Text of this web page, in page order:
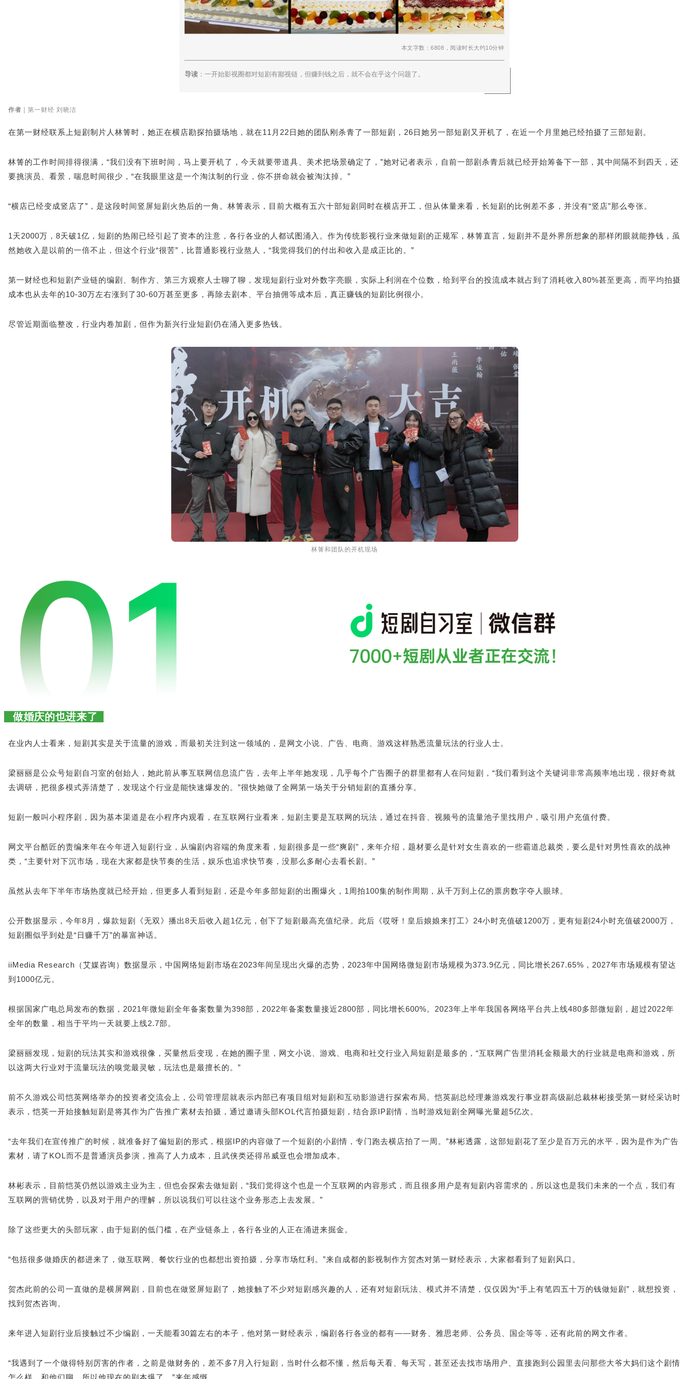
本文字数：6808，阅读时长大约10分钟
导读 ：一开始影视圈都对短剧有鄙视链，但赚到钱之后，就不会在乎这个问题了。
作者 | 第一财经 刘晓洁
在第一财经联系上短剧制片人林箐时，她正在横店勘探拍摄场地，就在11月22日她的团队刚杀青了一部短剧，26日她另一部短剧又开机了，在近一个月里她已经拍摄了三部短剧。
林箐的工作时间排得很满，“我们没有下班时间，马上要开机了，今天就要带道具、美术把场景确定了，”她对记者表示，自前一部剧杀青后就已经开始筹备下一部，其中间隔不到四天，还
要挑演员、看景，喘息时间很少，“在我眼里这是一个淘汰制的行业，你不拼命就会被淘汰掉。”
“横店已经变成竖店了”，是这段时间竖屏短剧火热后的一角。林箐表示，目前大概有五六十部短剧同时在横店开工，但从体量来看，长短剧的比例差不多，并没有“竖店”那么夸张。
1天2000万，8天破1亿，短剧的热闹已经引起了资本的注意，各行各业的人都试图涌入。作为传统影视行业来做短剧的正规军，林箐直言，短剧并不是外界所想象的那样闭眼就能挣钱，虽
然她收入是以前的一倍不止，但这个行业“很苦”，比普通影视行业熬人，“我觉得我们的付出和收入是成正比的。”
第一财经也和短剧产业链的编剧、制作方、第三方观察人士聊了聊，发现短剧行业对外数字亮眼，实际上利润在个位数，给到平台的投流成本就占到了消耗收入80%甚至更高，而平均拍摄
成本也从去年的10-30万左右涨到了30-60万甚至更多，再除去剧本、平台抽佣等成本后，真正赚钱的短剧比例很小。
尽管近期面临整改，行业内卷加剧，但作为新兴行业短剧仍在涌入更多热钱。
林箐和团队的开机现场
做婚庆的也进来了
在业内人士看来，短剧其实是关于流量的游戏，而最初关注到这一领域的，是网文小说、广告、电商、游戏这样熟悉流量玩法的行业人士。
梁丽丽是公众号短剧自习室的创始人，她此前从事互联网信息流广告，去年上半年她发现，几乎每个广告圈子的群里都有人在问短剧，“我们看到这个关键词非常高频率地出现，很好奇就
去调研，把很多模式弄清楚了，发现这个行业是能快速爆发的。”很快她做了全网第一场关于分销短剧的直播分享。
短剧一般叫小程序剧，因为基本渠道是在小程序内观看，在互联网行业看来，短剧主要是互联网的玩法，通过在抖音、视频号的流量池子里找用户，吸引用户充值付费。
网文平台酷匠的责编来年在今年进入短剧行业，从编剧内容端的角度来看，短剧很多是一些“爽剧”，来年介绍，题材要么是针对女生喜欢的一些霸道总裁类，要么是针对男性喜欢的战神
类，“主要针对下沉市场，现在大家都是快节奏的生活，娱乐也追求快节奏，没那么多耐心去看长剧。”
虽然从去年下半年市场热度就已经开始，但更多人看到短剧，还是今年多部短剧的出圈爆火，1周拍100集的制作周期，从千万到上亿的票房数字夺人眼球。
公开数据显示，今年8月，爆款短剧《无双》播出8天后收入超1亿元，创下了短剧最高充值纪录。此后《哎呀！皇后娘娘来打工》24小时充值破1200万，更有短剧24小时充值破2000万，
短剧圈似乎到处是“日赚千万”的暴富神话。
iiMedia Research（艾媒咨询）数据显示，中国网络短剧市场在2023年间呈现出火爆的态势，2023年中国网络微短剧市场规模为373.9亿元，同比增长267.65%，2027年市场规模有望达
到1000亿元。
根据国家广电总局发布的数据，2021年微短剧全年备案数量为398部，2022年备案数量接近2800部，同比增长600%。2023年上半年我国各网络平台共上线480多部微短剧，超过2022年
全年的数量，相当于平均一天就要上线2.7部。
梁丽丽发现，短剧的玩法其实和游戏很像，买量然后变现，在她的圈子里，网文小说、游戏、电商和社交行业入局短剧是最多的，“互联网广告里消耗金额最大的行业就是电商和游戏，所
以这两大行业对于流量玩法的嗅觉最灵敏，玩法也是最擅长的。”
前不久游戏公司恺英网络举办的投资者交流会上，公司管理层就表示内部已有项目组对短剧和互动影游进行探索布局。恺英副总经理兼游戏发行事业群高级副总裁林彬接受第一财经采访时
表示，恺英一开始接触短剧是将其作为广告推广素材去拍摄，通过邀请头部KOL代言拍摄短剧，结合原IP剧情，当时游戏短剧全网曝光量超5亿次。
“去年我们在宣传推广的时候，就准备好了偏短剧的形式，根据IP的内容做了一个短剧的小剧情，专门跑去横店拍了一周。”林彬透露，这部短剧花了至少是百万元的水平，因为是作为广告
素材，请了KOL而不是普通演员参演，推高了人力成本，且武侠类还得吊威亚也会增加成本。
林彬表示，目前恺英仍然以游戏主业为主，但也会探索去做短剧，“我们觉得这个也是一个互联网的内容形式，而且很多用户是有短剧内容需求的，所以这也是我们未来的一个点，我们有
互联网的营销优势，以及对于用户的理解，所以说我们可以往这个业务形态上去发展。”
除了这些更大的头部玩家，由于短剧的低门槛，在产业链条上，各行各业的人正在涌进来掘金。
“包括很多做婚庆的都进来了，做互联网、餐饮行业的也都想出资拍摄，分享市场红利。”来自成都的影视制作方贺杰对第一财经表示，大家都看到了短剧风口。
贺杰此前的公司一直做的是横屏网剧，目前也在做竖屏短剧了，她接触了不少对短剧感兴趣的人，还有对短剧玩法、模式并不清楚，仅仅因为“手上有笔四五十万的钱做短剧”，就想投资，
找到贺杰咨询。
来年进入短剧行业后接触过不少编剧，一天能看30篇左右的本子，他对第一财经表示，编剧各行各业的都有——财务、雅思老师、公务员、国企等等，还有此前的网文作者。
“我遇到了一个做得特别厉害的作者，之前是做财务的，差不多7月入行短剧，当时什么都不懂，然后每天看、每天写，甚至还去找市场用户、直接跑到公园里去问那些大爷大妈们这个剧情
怎么样，和他们聊，所以他现在的剧本爆了。”来年感慨。